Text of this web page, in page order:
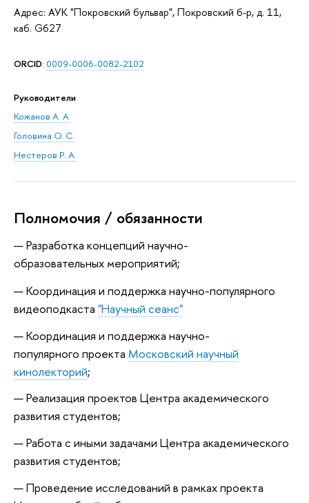
Адрес: АУК "Покровский бульвар", Покровский б-р, д. 11,
каб. G627
ORCID: 0009-0006-0082-2102
Руководители
Кожанов А. А.
Головина О. С.
Нестеров Р. А.
Полномочия / обязанности
Разработка концепций научно-
образовательных мероприятий;
Координация и поддержка научно-популярного
видеоподкаста "Научный сеанс"
Координация и поддержка научно-
популярного проекта Московский научный
кинолекторий;
Реализация проектов Центра академического
развития студентов;
Работа с иными задачами Центра академического
развития студентов;
Проведение исследований в рамках проекта